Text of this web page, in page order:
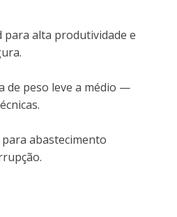
alta produtividade e
de peso leve a médio —
abastecimento